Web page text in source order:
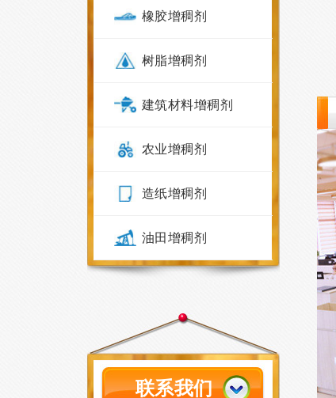
橡胶增稠剂
树脂增稠剂
建筑材料增稠剂
农业增稠剂
造纸增稠剂
油田增稠剂
联系我们